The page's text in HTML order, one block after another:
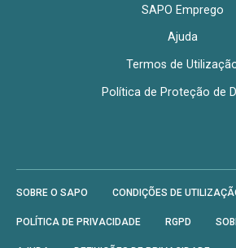
SAPO Emprego
Ajuda
Termos de
Política de Proteção de
SOBRE O SAPO CONDIÇÕES DE
POLÍTICA DE PRIVACIDADE RGPD